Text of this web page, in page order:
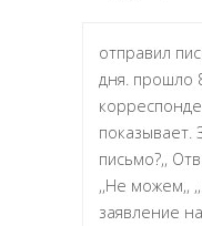
отправил
дня. прошло
показывает.
письмо?,,
,,Не можем,,
заявление